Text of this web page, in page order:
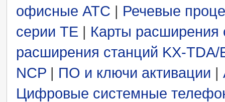
офисные АТС | Речевые
серии TE | Карты расширения
расширения станций KX-TDA/
NCP | ПО и ключи активации |
Цифровые системные